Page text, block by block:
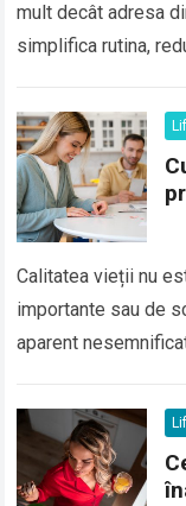
mult decât adresa
simplifica rutina,
Calitatea vieții nu
importante sau de
aparent